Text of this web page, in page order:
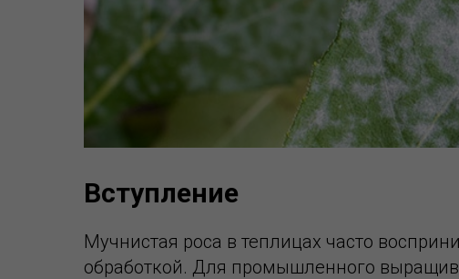
Вступление
Мучнистая роса в теплицах часто
обработкой. Для промышленного